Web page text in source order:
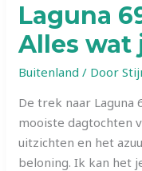
korte
hike
Huaraz
Laguna
Alles wat
Buitenland / Door
De trek naar Laguna
mooiste dagtochten
uitzichten en het
beloning. Ik kan het